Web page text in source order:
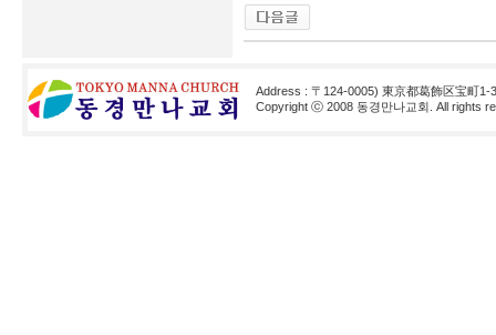
Address : 〒124-0005) 東京都葛飾区宝町1-
Copyright ⓒ 2008 동경만나교회. All rights